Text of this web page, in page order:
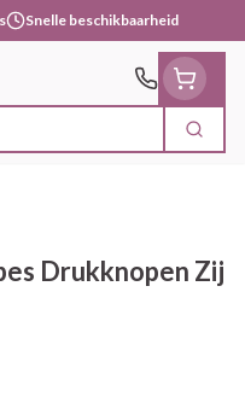
Snelle beschikbaarheid
Zoek
Drukknopen Zij